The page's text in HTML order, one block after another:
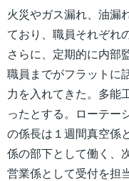
火災やガス漏れ、油漏
ており、職員それぞれ
さらに、定期的に内部
職員までがフラットに
力を入れてきた。多能
ったとする。ローテー
の係長は１週間真空係
係の部下として働く、
営業係として受付を担